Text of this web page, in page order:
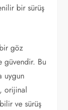
bir sürüş
göz
güvendir. Bu
uygun
orijinal
ve sürüş